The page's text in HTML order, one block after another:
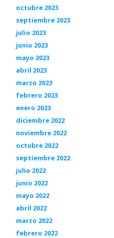
octubre 2023
septiembre 2023
julio 2023
junio 2023
mayo 2023
abril 2023
marzo 2023
febrero 2023
enero 2023
diciembre 2022
noviembre 2022
octubre 2022
septiembre 2022
julio 2022
junio 2022
mayo 2022
abril 2022
marzo 2022
febrero 2022